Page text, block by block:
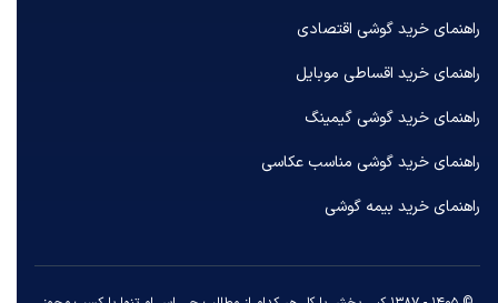
راهنمای خرید گوشی اقتصادی
راهنمای خرید اقساطی موبایل
راهنمای خرید گوشی گیمینگ
راهنمای خرید گوشی مناسب عکاسی
راهنمای خرید بیمه گوشی